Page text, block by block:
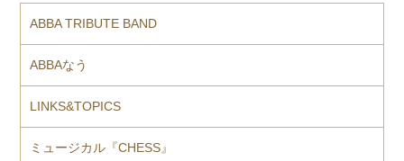
ABBA TRIBUTE BAND
ABBAなう
LINKS&TOPICS
ミュージカル『CHESS』